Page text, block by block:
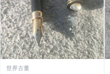
世界古董